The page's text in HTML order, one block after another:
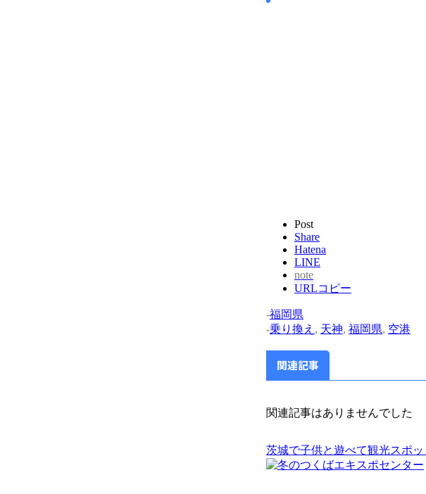
Post
Share
Hatena
LINE
note
URLコピー
-福岡県
-乗り換え , 天神, 福岡県, 空港
関連記事
関連記事はありませんでした
茨城で子供と遊べて観光スポ